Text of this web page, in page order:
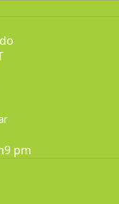
9 pm